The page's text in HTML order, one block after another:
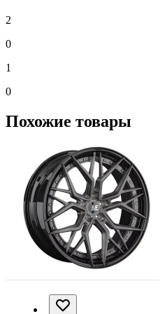
2
0
1
0
Похожие товары